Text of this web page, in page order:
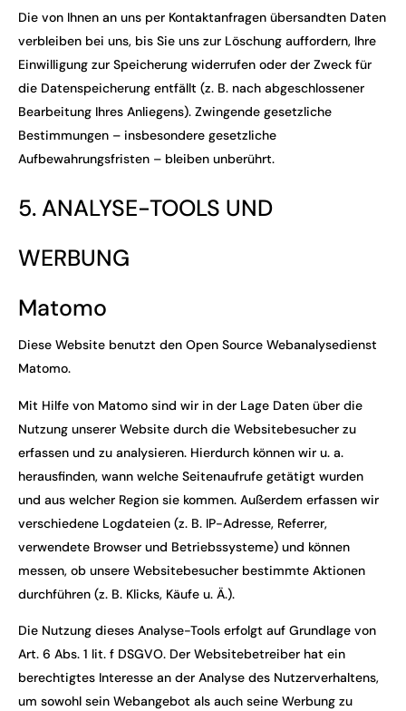
Die von Ihnen an uns per Kontaktanfragen übersandten Daten
verbleiben bei uns, bis Sie uns zur Löschung auffordern, Ihre
Einwilligung zur Speicherung widerrufen oder der Zweck für
die Datenspeicherung entfällt (z. B. nach abgeschlossener
Bearbeitung Ihres Anliegens). Zwingende gesetzliche
Bestimmungen – insbesondere gesetzliche
Aufbewahrungsfristen – bleiben unberührt.
5. ANALYSE-TOOLS UND
WERBUNG
Matomo
Diese Website benutzt den Open Source Webanalysedienst
Matomo.
Mit Hilfe von Matomo sind wir in der Lage Daten über die
Nutzung unserer Website durch die Websitebesucher zu
erfassen und zu analysieren. Hierdurch können wir u. a.
herausfinden, wann welche Seitenaufrufe getätigt wurden
und aus welcher Region sie kommen. Außerdem erfassen wir
verschiedene Logdateien (z. B. IP-Adresse, Referrer,
verwendete Browser und Betriebssysteme) und können
messen, ob unsere Websitebesucher bestimmte Aktionen
durchführen (z. B. Klicks, Käufe u. Ä.).
Die Nutzung dieses Analyse-Tools erfolgt auf Grundlage von
Art. 6 Abs. 1 lit. f DSGVO. Der Websitebetreiber hat ein
berechtigtes Interesse an der Analyse des Nutzerverhaltens,
um sowohl sein Webangebot als auch seine Werbung zu